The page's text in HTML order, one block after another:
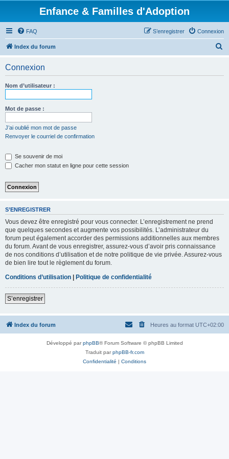
Enfance & Familles d'Adoption
FAQ Connexion
S’enregistrer
Index du forum
Connexion
Nom d’utilisateur :
Mot de passe :
J’ai oublié mon mot de passe
Renvoyer le courriel de confirmation
Se souvenir de moi
Cacher mon statut en ligne pour cette session
S’ENREGISTRER
Vous devez être enregistré pour vous connecter. L’enregistrement ne prend
que quelques secondes et augmente vos possibilités. L’administrateur du
forum peut également accorder des permissions additionnelles aux membres
du forum. Avant de vous enregistrer, assurez-vous d’avoir pris connaissance
de nos conditions d’utilisation et de notre politique de vie privée. Assurez-vous
de bien lire tout le règlement du forum.
Conditions d’utilisation | Politique de confidentialité
S’enregistrer
Index du forum Heures au format UTC+02:00
Développé parphpBB® Forum Software © phpBB Limited
Traduit parphpBB-fr.com
Confidentialité | Conditions